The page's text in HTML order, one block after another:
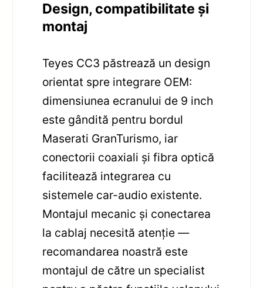
Design, compatibilitate și
montaj
Teyes CC3 păstrează un design
orientat spre integrare OEM:
dimensiunea ecranului de 9 inch
este gândită pentru bordul
Maserati GranTurismo, iar
conectorii coaxiali și fibra optică
facilitează integrarea cu
sistemele car-audio existente.
Montajul mecanic și conectarea
la cablaj necesită atenție —
recomandarea noastră este
montajul de către un specialist